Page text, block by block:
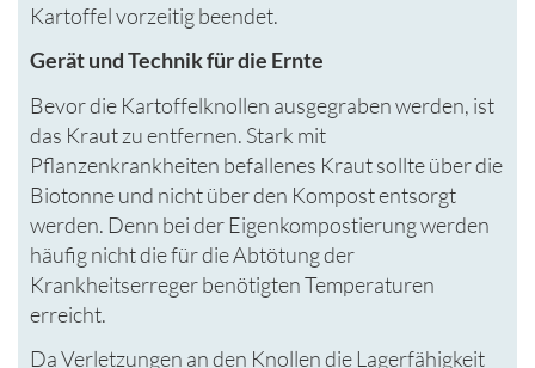
Kartoffel vorzeitig beendet.
Gerät und Technik für die Ernte
Bevor die Kartoffelknollen ausgegraben werden, ist
das Kraut zu entfernen. Stark mit
Pflanzenkrankheiten befallenes Kraut sollte über die
Biotonne und nicht über den Kompost entsorgt
werden. Denn bei der Eigenkompostierung werden
häufig nicht die für die Abtötung der
Krankheitserreger benötigten Temperaturen
erreicht.
Da Verletzungen an den Knollen die Lagerfähigkeit